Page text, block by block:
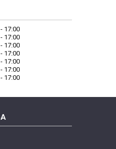
17:00
17:00
17:00
17:00
17:00
17:00
17:00